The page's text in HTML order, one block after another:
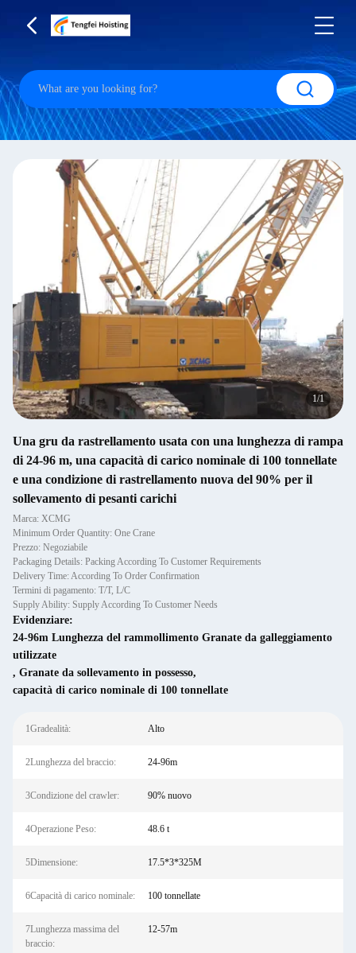
1/1
Una gru da rastrellamento usata con una lunghezza di rampa
di 24-96 m, una capacità di carico nominale di 100 tonnellate
e una condizione di rastrellamento nuova del 90% per il
sollevamento di pesanti carichi
Marca: XCMG
Minimum Order Quantity: One Crane
Prezzo: Negoziabile
Packaging Details: Packing According To Customer Requirements
Delivery Time: According To Order Confirmation
Termini di pagamento: T/T, L/C
Supply Ability: Supply According To Customer Needs
Evidenziare:
24-96m Lunghezza del rammollimento Granate da galleggiamento
utilizzate
, Granate da sollevamento in possesso,
capacità di carico nominale di 100 tonnellate
1Gradealità: Alto
2Lunghezza del braccio: 24-96m
3Condizione del crawler: 90% nuovo
4Operazione Peso: 48.6 t
5Dimensione: 17.5*3*325M
6Capacità di carico nominale: 100 tonnellate
7Lunghezza massima del
braccio:
12-57m